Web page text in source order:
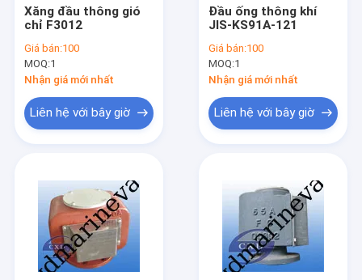
Xăng đầu thông gió
chỉ F3012
Giá bán:100
MOQ:1
Nhận giá mới nhất
Liên hệ với bây giờ
Đầu ống thông khí
JIS-KS91A-121
Giá bán:100
MOQ:1
Nhận giá mới nhất
Liên hệ với bây giờ